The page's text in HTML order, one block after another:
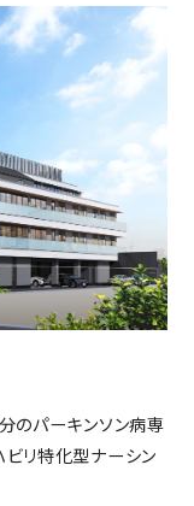
のパーキンソン病専
ビリ特化型ナーシン